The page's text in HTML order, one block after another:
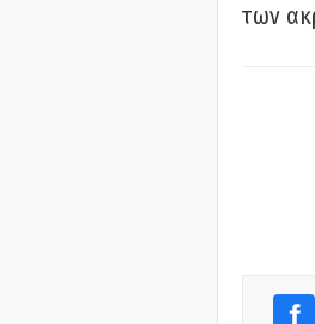
των